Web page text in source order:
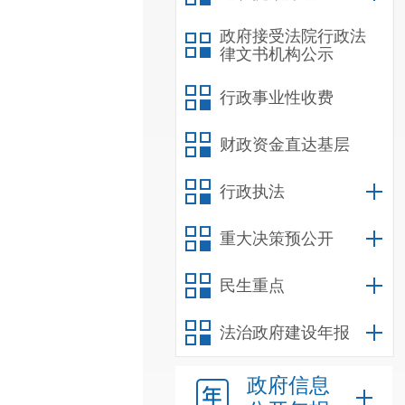
政府接受法院行政法
律文书机构公示
行政事业性收费
财政资金直达基层
行政执法
重大决策预公开
民生重点
法治政府建设年报
政府信息